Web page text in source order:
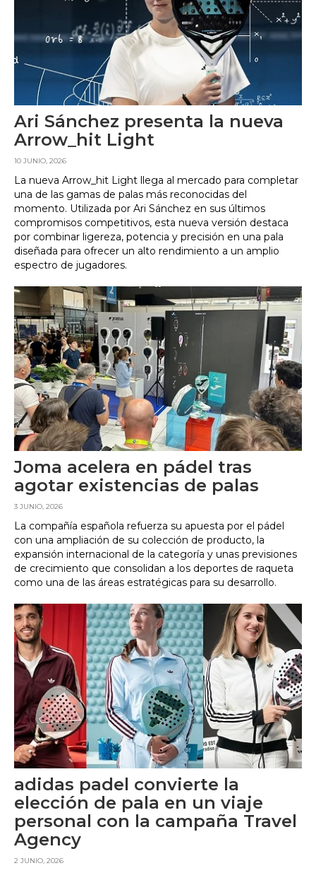
Ari Sánchez presenta la nueva
Arrow_hit Light
10 JUNIO, 2026
La nueva Arrow_hit Light llega al mercado para completar
una de las gamas de palas más reconocidas del
momento. Utilizada por Ari Sánchez en sus últimos
compromisos competitivos, esta nueva versión destaca
por combinar ligereza, potencia y precisión en una pala
diseñada para ofrecer un alto rendimiento a un amplio
espectro de jugadores.
Joma acelera en pádel tras
agotar existencias de palas
3 JUNIO, 2026
La compañía española refuerza su apuesta por el pádel
con una ampliación de su colección de producto, la
expansión internacional de la categoría y unas previsiones
de crecimiento que consolidan a los deportes de raqueta
como una de las áreas estratégicas para su desarrollo.
adidas padel convierte la
elección de pala en un viaje
personal con la campaña Travel
Agency
2 JUNIO, 2026